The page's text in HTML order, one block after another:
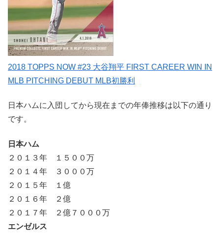
2018 TOPPS NOW #23 大谷翔平 FIRST CAREER WIN IN
MLB PITCHING DEBUT MLB初勝利
日本ハムに入団してから現在までの年俸推移は以下の通り
です。
日本ハム
２０１３年 １５００万
２０１４年 ３０００万
２０１５年 １億
２０１６年 ２億
２０１７年 ２億７０００万
エンゼルス